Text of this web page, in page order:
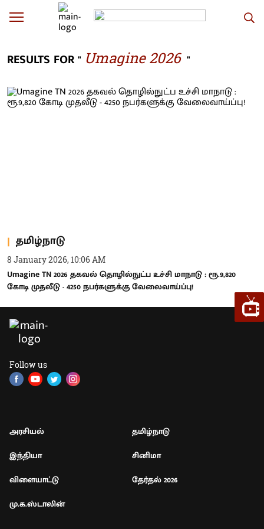
RESULTS FOR " Umagine 2026 "
தமிழ்நாடு
8 January 2026, 10:06 AM
Umagine TN 2026 தகவல் தொழில்நுட்ப உச்சி மாநாடு : ரூ.9,820
கோடி முதலீடு - 4250 நபர்களுக்கு வேலைவாய்ப்பு!
Follow us
அரசியல்
தமிழ்நாடு
இந்தியா
சினிமா
விளையாட்டு
தேர்தல் 2026
மு.க.ஸ்டாலின்